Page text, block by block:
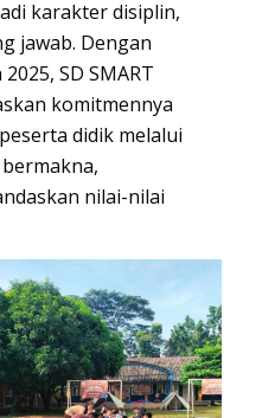
karakter disiplin,
jawab. Dengan
SD SMART
komitmennya
didik melalui
nilai-nilai